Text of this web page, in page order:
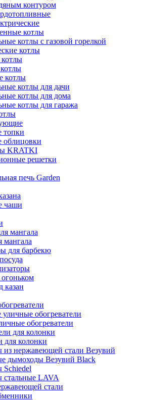
контуром
котлы
котлы с газовой горелкой
котлы
котлы
котлы для дачи
котлы для дома
котлы для гаража
топки
KRATKI
решетки
печь Garden
чаши
мангала
мангала
для барбекю
казан
обогреватели
для колонки
нержавеющей стали Везувий
дымоходы Везувий Black
LAVA
стали